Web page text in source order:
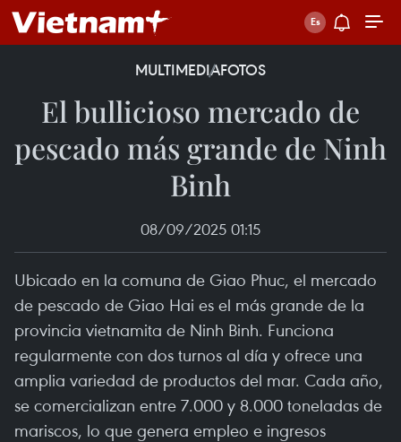
MULTIMEDIAFOTOS
El bullicioso mercado de
pescado más grande de Ninh
Binh
08/09/2025 01:15
Ubicado en la comuna de Giao Phuc, el mercado
de pescado de Giao Hai es el más grande de la
provincia vietnamita de Ninh Binh. Funciona
regularmente con dos turnos al día y ofrece una
amplia variedad de productos del mar. Cada año,
se comercializan entre 7.000 y 8.000 toneladas de
mariscos, lo que genera empleo e ingresos